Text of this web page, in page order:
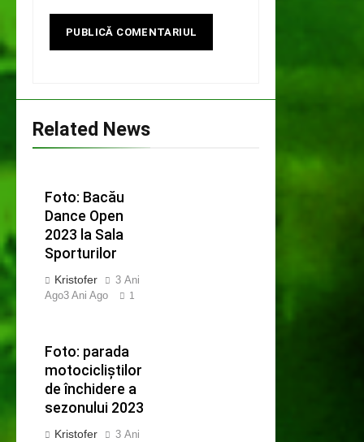
Related News
Foto: Bacău
Dance Open
2023 la Sala
Sporturilor
Kristofer
3 Ani
Ago3 Ani Ago 1
Foto: parada
motocicliștilor
de închidere a
sezonului 2023
Kristofer
3 Ani